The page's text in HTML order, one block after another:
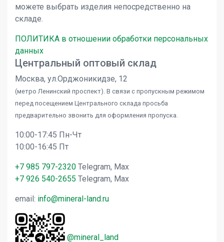
можете выбрать изделия непосредственно на
складе.
ПОЛИТИКА в отношении обработки персональных
данных
Центральный оптовый склад
Москва, ул.Орджоникидзе, 12
(метро Ленинский проспект). В связи с пропускным режимом
перед посещением Центрального склада просьба
предварительно звонить для оформления пропуска.
10:00-17:45 Пн-Чт
10:00-16:45 Пт
+7 985 797-2320 Telegram, Max
+7 926 540-2655 Telegram, Max
email: info@mineral-land.ru
@mineral_land